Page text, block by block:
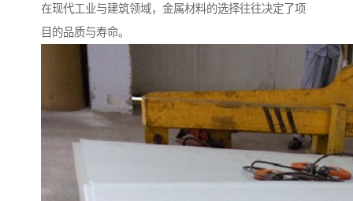
在现代工业与建筑领域，金属材料的选择往往决定了项
目的品质与寿命。